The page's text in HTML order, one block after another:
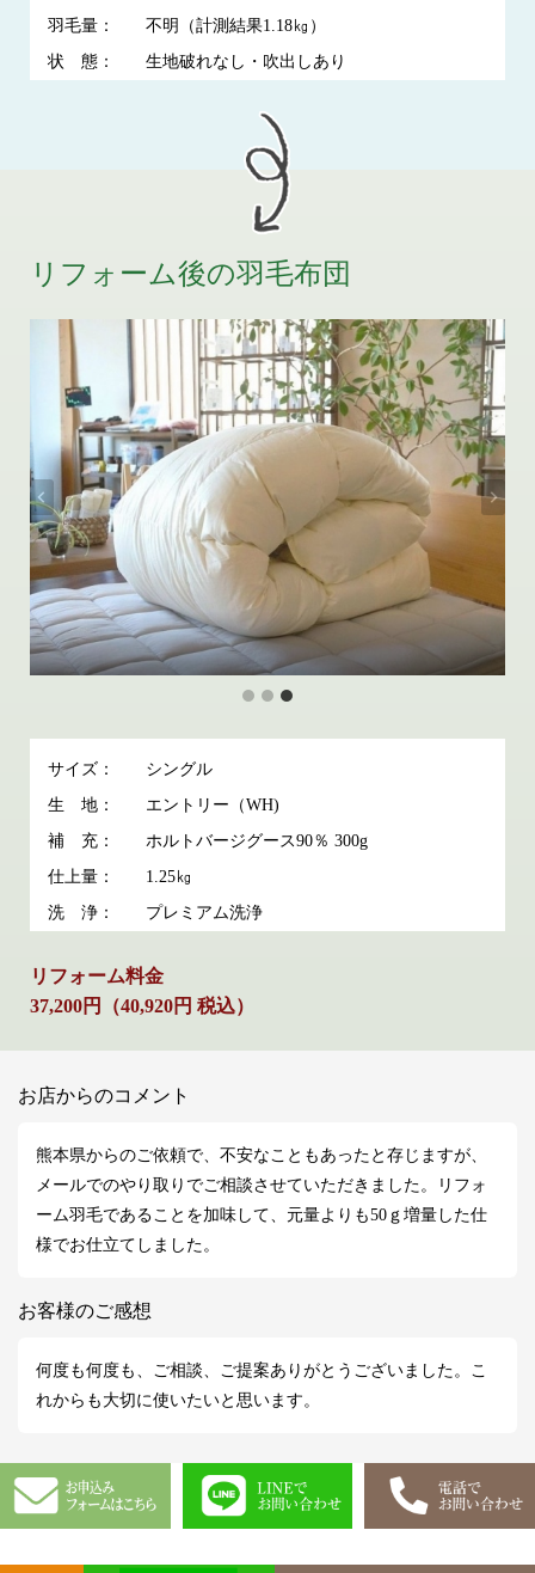
羽毛量：
不明（計測結果1.18㎏）
状 態：
生地破れなし・吹出しあり
リフォーム後の羽毛布団
サイズ：
シングル
生 地：
エントリー（WH)
補 充：
ホルトバージグース90％ 300g
仕上量：
1.25㎏
洗 浄：
プレミアム洗浄
リフォーム料金
37,200円（40,920円 税込）
お店からのコメント
熊本県からのご依頼で、不安なこともあったと存じますが、
メールでのやり取りでご相談させていただきました。リフォ
ーム羽毛であることを加味して、元量よりも50ｇ増量した仕
様でお仕立てしました。
お客様のご感想
何度も何度も、ご相談、ご提案ありがとうございました。こ
れからも大切に使いたいと思います。